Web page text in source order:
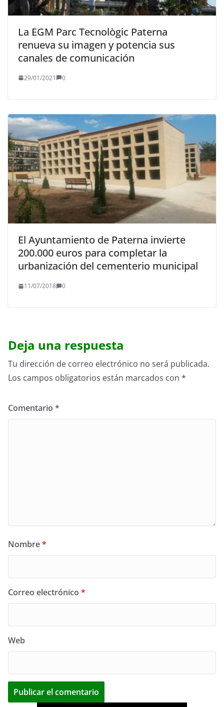
La EGM Parc Tecnològic Paterna
renueva su imagen y potencia sus
canales de comunicación
29/01/2021 0
El Ayuntamiento de Paterna invierte
200.000 euros para completar la
urbanización del cementerio municipal
11/07/2018 0
Deja una respuesta
Tu dirección de correo electrónico no será publicada.
Los campos obligatorios están marcados con *
Comentario *
Nombre*
Correo electrónico *
Web